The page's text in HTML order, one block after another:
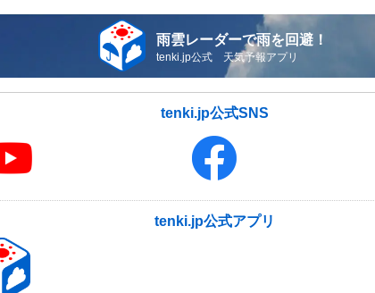
雨雲レーダーで雨を回避！
tenki.jp公式 天気予報アプリ
tenki.jp公式SNS
tenki.jp公式アプリ